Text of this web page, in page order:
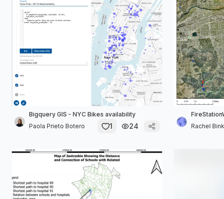
Bigquery GIS - NYC Bikes availability
Paola Prieto Botero
1 24
Rachel Bink